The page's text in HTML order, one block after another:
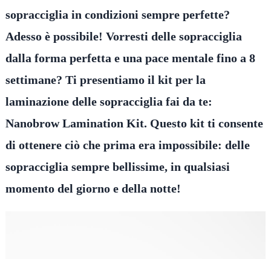
sopracciglia in condizioni sempre perfette?
Adesso è possibile! Vorresti delle sopracciglia
dalla forma perfetta e una pace mentale fino a 8
settimane? Ti presentiamo il kit per la
laminazione delle sopracciglia fai da te:
Nanobrow Lamination Kit. Questo kit ti consente
di ottenere ciò che prima era impossibile: delle
sopracciglia sempre bellissime, in qualsiasi
momento del giorno e della notte!